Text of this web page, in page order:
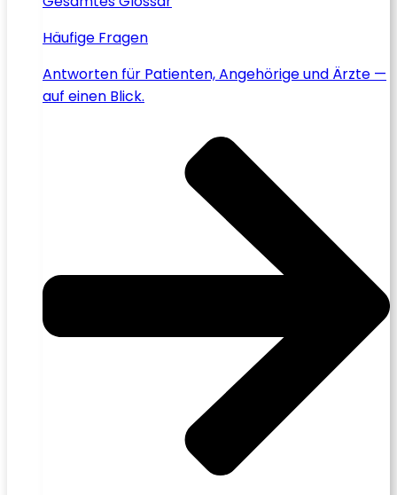
Häufige Fragen
Antworten für Patienten, Angehörige und Ärzte —
auf einen Blick.